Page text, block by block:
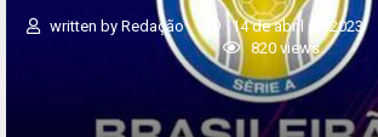
written by Redação 14 de abril de 2023
820 views